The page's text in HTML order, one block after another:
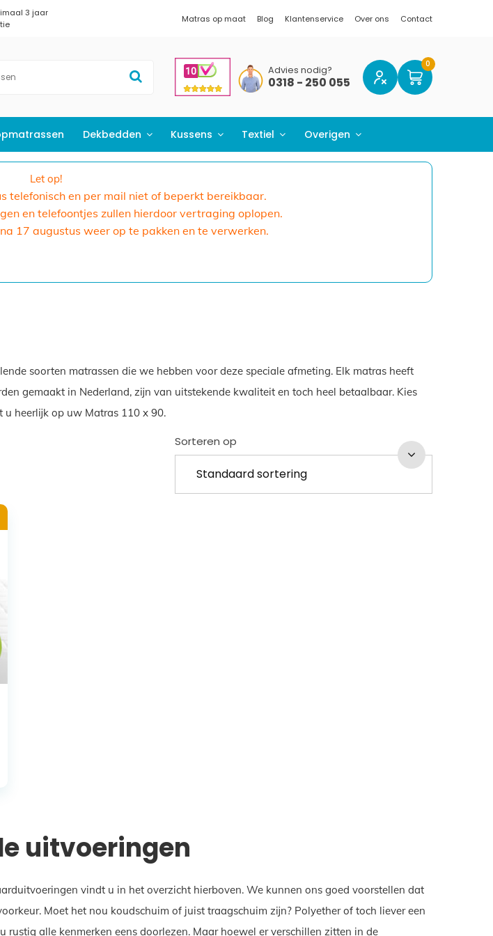
3 jaar
Matras op maat Blog Klantenservice Over ons Contact
Advies nodig?
0318 - 250 055
Dekbedden Kussens Textiel Overigen
Let op!
telefonisch en per mail niet of beperkt bereikbaar.
en telefoontjes zullen hierdoor vertraging oplopen.
17 augustus weer op te pakken en te verwerken.
soorten matrassen die we hebben voor deze speciale afmeting. Elk matras heeft
gemaakt in Nederland, zijn van uitstekende kwaliteit en toch heel betaalbaar. Kies
heerlijk op uw Matras 110 x 90.
Sorteren op
uitvoeringen
vindt u in het overzicht hierboven. We kunnen ons goed voorstellen dat
Moet het nou koudschuim of juist traagschuim zijn? Polyether of toch liever een
alle kenmerken eens doorlezen. Maar hoewel er verschillen zitten in de